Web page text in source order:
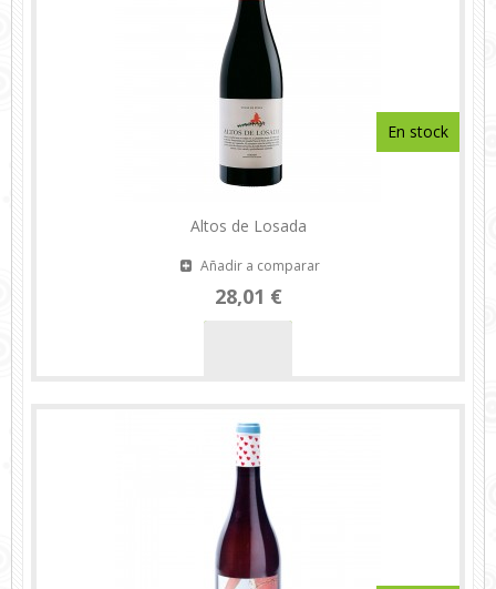
Altos de Losada
Añadir a comparar
28,01 €
En stock